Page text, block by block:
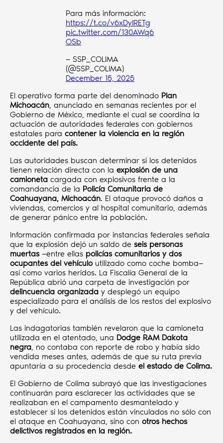
Para más información:
https://t.co/v6xDyIRETg
pic.twitter.com/130AWq6
OSb
— SSP_COLIMA
(@SSP_COLIMA)
December 15, 2025
El operativo forma parte del denominado Plan
Michoacán, anunciado en semanas recientes por el
Gobierno de México, mediante el cual se coordina la
actuación de autoridades federales con gobiernos
estatales para contener la violencia en la región
occidente del país.
Las autoridades buscan determinar si los detenidos
tienen relación directa con la explosión de una
camioneta cargada con explosivos frente a la
comandancia de la Policía Comunitaria de
Coahuayana, Michoacán. El ataque provocó daños a
viviendas, comercios y al hospital comunitario, además
de generar pánico entre la población.
Información confirmada por instancias federales señala
que la explosión dejó un saldo de seis personas
muertas—entre ellas policías comunitarios y dos
ocupantes del vehículoutilizado como coche bomba—
así como varios heridos. La Fiscalía General de la
República abrió una carpeta de investigación por
delincuencia organizada y desplegó un equipo
especializado para el análisis de los restos del explosivo
y del vehículo.
Las indagatorias también revelaron que la camioneta
utilizada en el atentado, una Dodge RAM Dakota
negra, no contaba con reporte de robo y había sido
vendida meses antes, además de que su ruta previa
apuntaría a su procedencia desde el estado de Colima.
El Gobierno de Colima subrayó que las investigaciones
continuarán para esclarecer las actividades que se
realizaban en el campamento desmantelado y
establecer si los detenidos están vinculados no sólo con
el ataque en Coahuayana, sino con otros hechos
delictivos registrados en la región.